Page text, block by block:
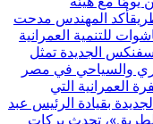
المهندس مدحت
للتنمية العمرانية
سفنكس الجديدة تمثل
والسياحي في مصر
العمرانية التي
بقيادة الرئيس عبد
تحدث بركات